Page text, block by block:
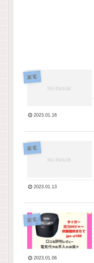
家電
2023.01.16
家電
2023.01.13
家電
2023.01.06